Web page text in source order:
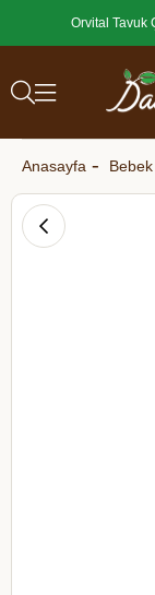
Orvital Tavuk
Anasayfa